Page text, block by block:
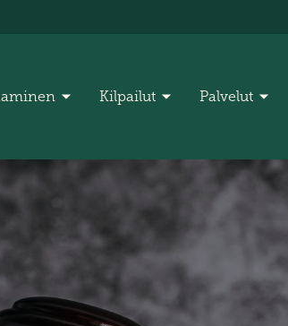
Kilpailut Palvelut